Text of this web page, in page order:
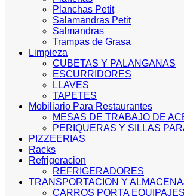
Planchas Petit
Salamandras Petit
Salmandras
Trampas de Grasa
Limpieza
CUBETAS Y PALANGANAS
ESCURRIDORES
LLAVES
TAPETES
Mobiliario Para Restaurantes
MESAS DE TRABAJO DE
PERIQUERAS Y SILLAS
PIZZEERIAS
Racks
Refrigeracion
REFRIGERADORES
TRANSPORTACION Y
CARROS PORTA EQUIPAJES